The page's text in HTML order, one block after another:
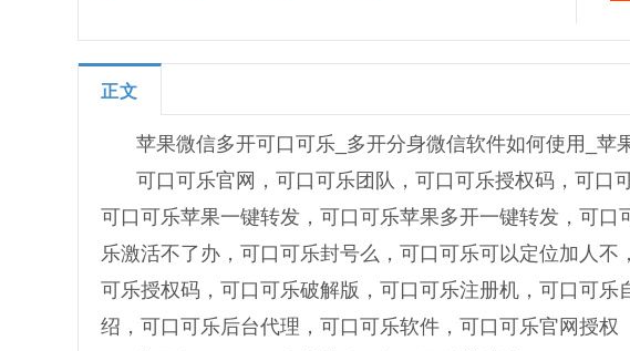
正文
苹果微信多开可口可乐_多开分身微信软件如何使用_苹
可口可乐官网，可口可乐团队，可口可乐授权码，可口
可口可乐苹果一键转发，可口可乐苹果多开一键转发，可
乐激活不了办，可口可乐封号么，可口可乐可以定位加人
可乐授权码，可口可乐破解版，可口可乐注册机，可口可
绍，可口可乐后台代理，可口可乐软件，可口可乐官网授权